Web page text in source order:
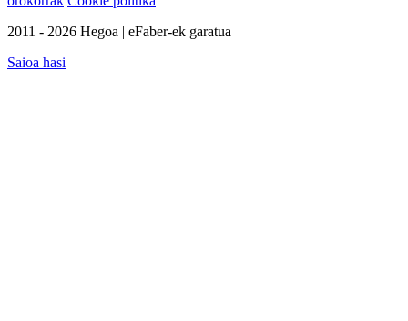
2011 - 2026 Hegoa | eFaber-ek garatua
Saioa hasi